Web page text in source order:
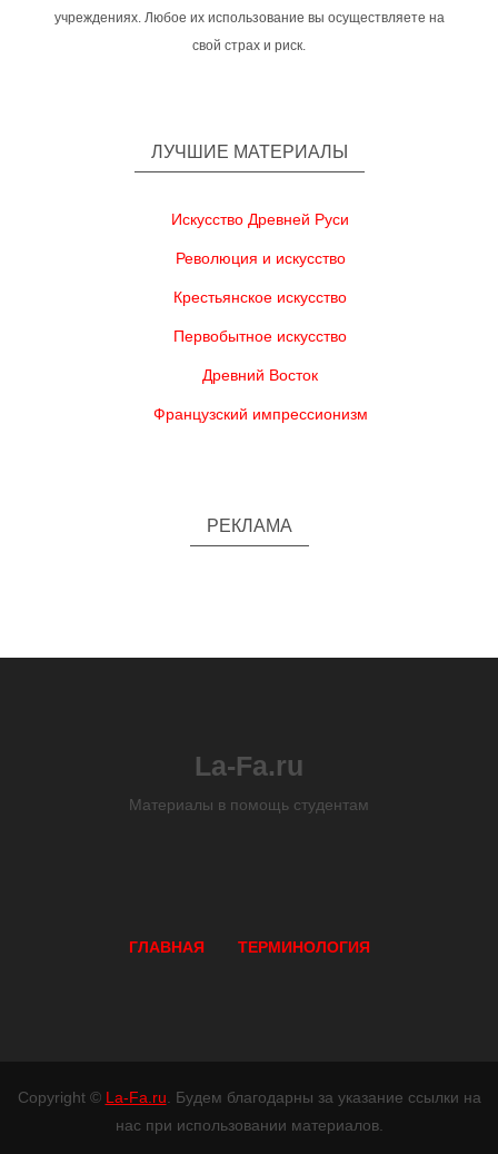
учреждениях. Любое их использование вы осуществляете на
свой страх и риск.
ЛУЧШИЕ МАТЕРИАЛЫ
Искусство Древней Руси
Революция и искусство
Крестьянское искусство
Первобытное искусство
Древний Восток
Французский импрессионизм
РЕКЛАМА
La-Fa.ru
Материалы в помощь студентам
ГЛАВНАЯ ТЕРМИНОЛОГИЯ
Copyright © La-Fa.ru . Будем благодарны за указание ссылки на
нас при использовании материалов.